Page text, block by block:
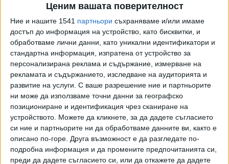
Ценим вашата поверителност
Ние и нашите 1541 партньори съхраняваме и/или имаме
достъп до информация на устройство, като бисквитки, и
обработваме лични данни, като уникални идентификатори и
стандартна информация, изпратена от устройство за
персонализирана реклама и съдържание, измерване на
рекламата и съдържанието, изследване на аудиторията и
развитие на услуги. С ваше разрешение ние и партньорите
ни може да използваме точни данни за географско
позициониране и идентификация чрез сканиране на
устройството. Можете да кликнете, за да дадете съгласието
си ние и партньорите ни да обработваме данните ви, както е
описано по-горе. Друга възможност е да разгледате по-
подробна информация и да промените предпочитанията си,
преди да дадете съгласието си, или да откажете да дадете
Пловдив 2:1 /репортаж/
Date: 25-05-2026 ,Watch the
Game Highlights from PFC
Lokomotiv Plovdiv vs. Botev
Plovdiv, 05/25/2026, Tournament:
Parva Liga, Season: 25/26, Action:
, TeamA: PFC Lokomotiv Plovdiv,
TeamB: Botev Plovdiv,
TeamAction: , Half: , PlayerName: ,
ClockTime: , Pa
vbox7.com
След този развой в последния кръг "Локомотив"
завърши пети с 55 т. и в петък ще спори за квота в
Европа срещу "Лудогорец". Шести е "Арда" с 54 т. и по-
добър баланс от "Черно море" в директните двубои. На
осма позиция остана "Ботев" (Пд) с 46 т.
ОТЗИВИ